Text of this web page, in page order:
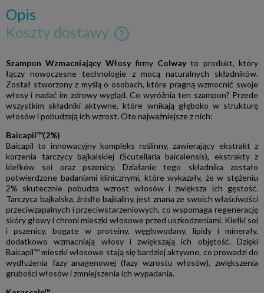
Opis
Koszty dostawy
Cena nie zawiera ewentualnych kosztów płatności
Szampon Wzmacniający WłosyfirmyColway to produkt, który
łączy nowoczesne technologie z mocą naturalnych składników.
Został stworzony z myślą o osobach, które pragną wzmocnić swoje
włosy i nadać im zdrowy wygląd. Co wyróżnia ten szampon? Przede
wszystkim składniki aktywne, które wnikają głęboko w strukturę
włosów i pobudzają ich wzrost. Oto najważniejsze z nich:
Baicapil™(2%)
Baicapil to innowacyjny kompleks roślinny, zawierający ekstrakt z
korzenia tarczycy bajkalskiej (Scutellaria baicalensis), ekstrakty z
kiełków soi oraz pszenicy. Działanie tego składnika zostało
potwierdzone badaniami klinicznymi, które wykazały, że w stężeniu
2% skutecznie pobudza wzrost włosów i zwiększa ich gęstość.
Tarczyca bajkalska, źródło bajkaliny, jest znana ze swoich właściwości
przeciwzapalnych i przeciwstarzeniowych, co wspomaga regenerację
skóry głowy i chroni mieszki włosowe przed uszkodzeniami. Kiełki soi
i pszenicy, bogate w proteiny, węglowodany, lipidy i minerały,
dodatkowo wzmacniają włosy i zwiększają ich objętość. Dzięki
Baicapil™ mieszki włosowe stają się bardziej aktywne, co prowadzi do
wydłużenia fazy anagenowej (fazy wzrostu włosów), zwiększenia
grubości włosów i zmniejszenia ich wypadania.